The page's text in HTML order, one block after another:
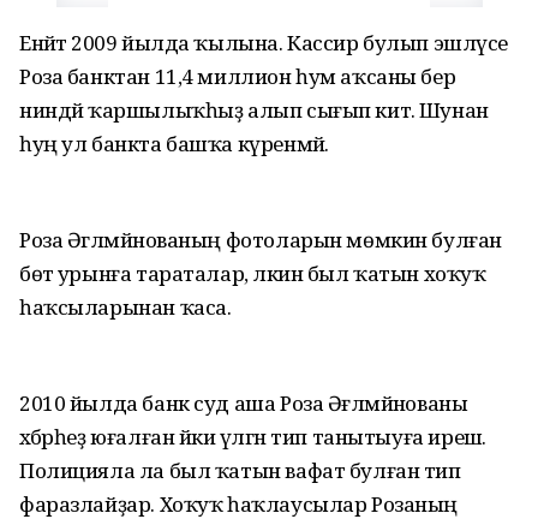
Енәйәт 2009 йылда ҡылына. Кассир булып эшләүсе
Роза банктан 11,4 миллион һум аҡсаны бер
ниндәй ҡаршылыҡһыҙ алып сығып китә. Шунан
һуң ул банкта башҡа күренмәй.
Роза Әгләмйәнованың фотоларын мөмкин булған
бөтә урынға тараталар, ләкин был ҡатын хоҡуҡ
һаҡсыларынан ҡаса.
2010 йылда банк суд аша Роза Әғләмйәнованы
хәбәрһеҙ юғалған йәки үлгән тип танытыуға ирешә.
Полицияла ла был ҡатын вафат булған тип
фаразлайҙар. Хоҡуҡ һаҡлаусылар Розаның